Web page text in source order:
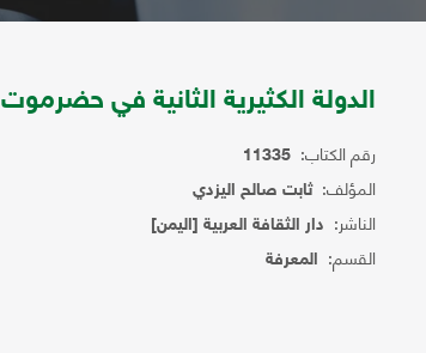
الدولة الكثيرية الثانية في حضرموت
رقم الكتاب: 11335
المؤلف:ثابت صالح اليزدي
الناشر: دار الثقافة العربية [اليمن]
القسم: المعرفة